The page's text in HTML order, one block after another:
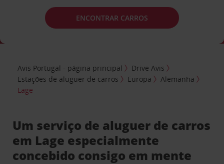
ENCONTRAR CARROS
Avis Portugal - página principal
Drive Avis
Estações de aluguer de carros
Europa
Alemanha
Lage
Um serviço de aluguer de carros
em Lage especialmente
concebido consigo em mente